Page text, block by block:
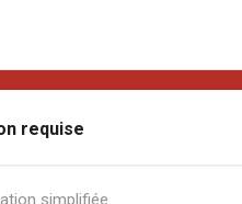
requise
simplifiée